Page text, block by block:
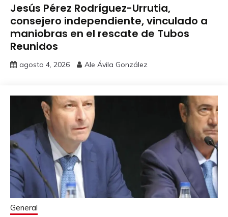
Jesús Pérez Rodríguez-Urrutia,
consejero independiente, vinculado a
maniobras en el rescate de Tubos
Reunidos
agosto 4, 2026 Ale Ávila González
General